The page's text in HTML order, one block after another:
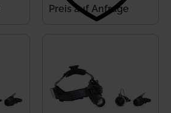
Preis auf Anfrage